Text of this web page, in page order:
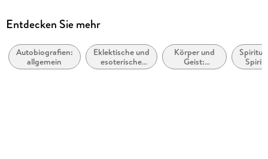
Übersetzung
Verlag/Hersteller
Piper Verlag GmbH
Entdecken Sie mehr
Autobiografien:
allgemein
Eklektische und
esoterische
Religionen und
Körper und
Geist:
Meditation